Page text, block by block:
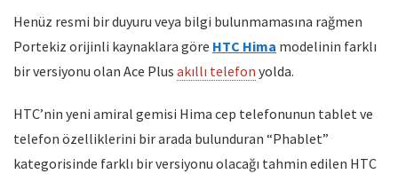
Henüz resmi bir duyuru veya bilgi bulunmamasına rağmen
Portekiz orijinli kaynaklara göre HTC Hima modelinin farklı
bir versiyonu olan Ace Plus akıllı telefon yolda.
HTC’nin yeni amiral gemisi Hima cep telefonunun tablet ve
telefon özelliklerini bir arada bulunduran “Phablet”
kategorisinde farklı bir versiyonu olacağı tahmin edilen HTC